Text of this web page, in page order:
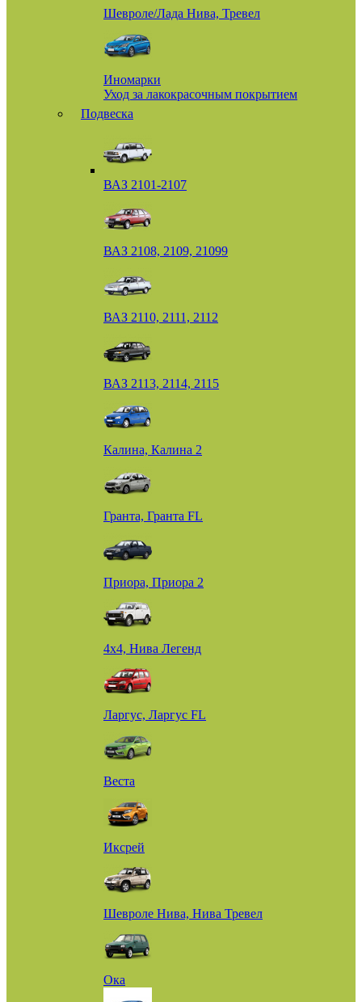
Шевроле/Лада Нива, Тревел
Иномарки
Уход за лакокрасочным покрытием
Подвеска
ВАЗ 2101-2107
ВАЗ 2108, 2109, 21099
ВАЗ 2110, 2111, 2112
ВАЗ 2113, 2114, 2115
Калина, Калина 2
Гранта, Гранта FL
Приора, Приора 2
4х4, Нива Легенд
Ларгус, Ларгус FL
Веста
Иксрей
Шевроле Нива, Нива Тревел
Ока